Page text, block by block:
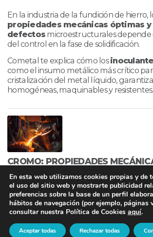
En la industria de la fundición de hierro,
propiedades mecánicas óptimas
defectos microestructurales
del control en la fase de solidificación.
Cometal te explica cómo los
como el insumo metálico más crítico
cristalización del metal líquido,
homogéneas, maquinables y resistentes.
CROMO: PROPIEDADES
23/07/2026
En esta web utilizamos cookies propias y de
el uso del sitio web y mostrarte publicidad
preferencias sobre la base de un perfil
hábitos de navegación (por ejemplo, páginas
consultar nuestra Política de Cookies aquí.
Aceptar todas Rechazar todas